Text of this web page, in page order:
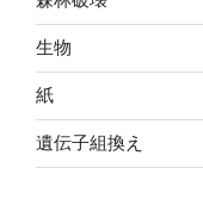
生物
紙
遺伝子組換え